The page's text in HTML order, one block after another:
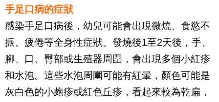
手足口病的症狀
感染手足口病後，幼兒可能會出現微燒、食慾不
振、疲倦等全身性症狀。發燒後1至2天後，手、
腳、口、臀部或生殖器周圍，會出現多個小紅疹
和水泡。這些水泡周圍可能有紅暈，顏色可能是
灰白色的小皰疹或紅色丘疹，看起來較為乾扁，